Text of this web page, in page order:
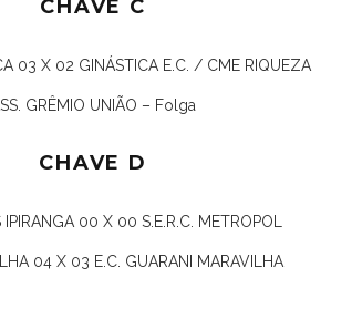
CHAVE C
03 X 02 GINÁSTICA E.C. / CME RIQUEZA
GRÊMIO UNIÃO – Folga
CHAVE D
00 X 00 S.E.R.C. METROPOL
04 X 03 E.C. GUARANI MARAVILHA